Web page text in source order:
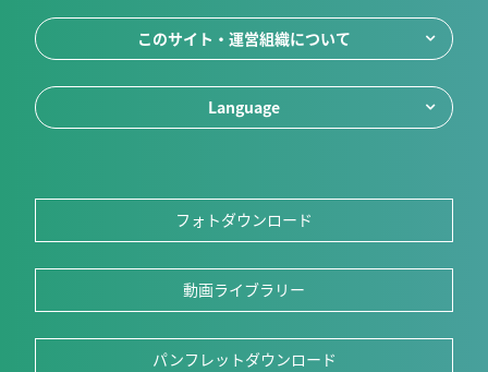
このサイト・運営組織について
Language
フォトダウンロード
動画ライブラリー
パンフレットダウンロード